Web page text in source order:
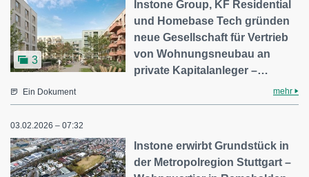
3
Instone Group, KF Residential
und Homebase Tech gründen
neue Gesellschaft für Vertrieb
von Wohnungsneubau an
private Kapitalanleger –…
Ein Dokument mehr
03.02.2026 – 07:32
Instone erwirbt Grundstück in
der Metropolregion Stuttgart –